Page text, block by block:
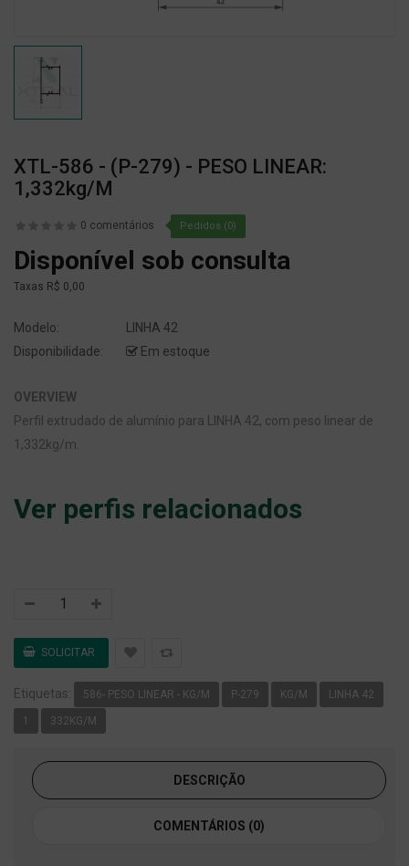
XTL-586 - (P-279) - PESO LINEAR:
1,332kg/m
0 comentários Pedidos (0)
Disponível sob consulta
Taxas R$ 0,00
Modelo:
LINHA 42
Disponibilidade:
Em estoque
OVERVIEW
Perfil extrudado de alumínio para LINHA 42, com peso linear de
1,332kg/m.
Ver perfis relacionados
Etiquetas: 586- PESO LINEAR - KG/M P-279 KG/M LINHA 42
1 332KG/M
DESCRIÇÃO
COMENTÁRIOS (0)